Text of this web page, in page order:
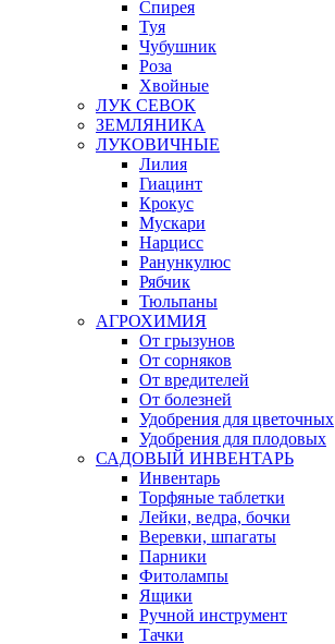
Спирея
Туя
Чубушник
Роза
Хвойные
ЛУК СЕВОК
ЗЕМЛЯНИКА
ЛУКОВИЧНЫЕ
Лилия
Гиацинт
Крокус
Мускари
Нарцисс
Ранункулюс
Рябчик
Тюльпаны
АГРОХИМИЯ
От грызунов
От сорняков
От вредителей
От болезней
Удобрения для цветочных
Удобрения для плодовых
САДОВЫЙ ИНВЕНТАРЬ
Инвентарь
Торфяные таблетки
Лейки, ведра, бочки
Веревки, шпагаты
Парники
Фитолампы
Ящики
Ручной инструмент
Тачки